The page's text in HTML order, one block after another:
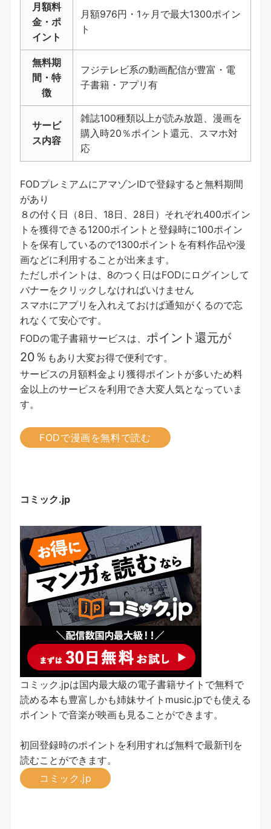
月額料
金・ポ
イント
月額976円・1ヶ月で最大1300ポイン
ト
無料期
間・特
徴
フジテレビ系の動画配信が豊富・電
子書籍・アプリ有
サービ
ス内容
雑誌100種類以上が読み放題、漫画を
購入時20％ポイント還元、スマホ対
応
FODプレミアムにアマゾンIDで登録すると無料期間
があり
８の付く日（8日、18日、28日）それぞれ400ポイン
トを獲得できる1200ポイントと登録時に100ポイン
トを保有しているので1300ポイントを有料作品や漫
画などに利用することが出来ます。
ただしポイントは、8のつく日はFODにログインして
バナーをクリックしなければいけません
スマホにアプリを入れえておけば通知がくるので忘
れなくて安心です。
FODの電子書籍サービスは、 ポイント還元が
20％ もあり大変お得で便利です。
サービスの月額料金より獲得ポイントが多いため料
金以上のサービスを利用でき大変人気となっていま
す。
FODで漫画を無料で読む
コミック.jp
コミック.jpは国内最大級の電子書籍サイトで無料で
読める本も豊富しかも姉妹サイトmusic.jpでも使える
ポイントで音楽が映画も見ることができます。
初回登録時のポイントを利用すれば無料で最新刊を
読むことができます。
コミック.jp